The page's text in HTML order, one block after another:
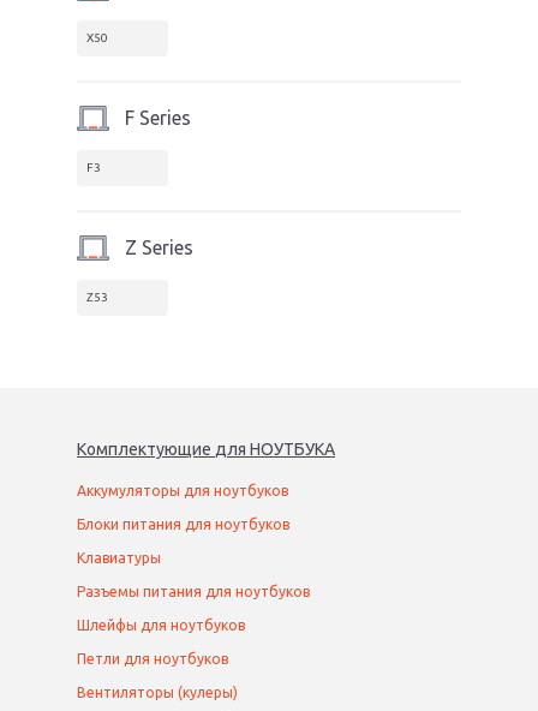
X50
F Series
F3
Z Series
Z53
Комплектующие для НОУТБУКА
Аккумуляторы для ноутбуков
Блоки питания для ноутбуков
Клавиатуры
Разъемы питания для ноутбуков
Шлейфы для ноутбуков
Петли для ноутбуков
Вентиляторы (кулеры)